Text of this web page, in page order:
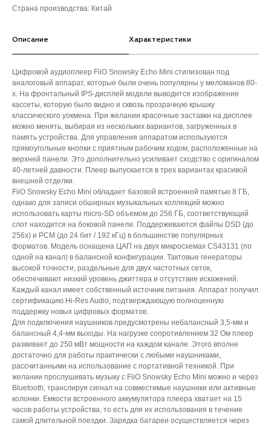
Страна производства: Китай
Описание Характеристики
Цифровой аудиоплеер FiiO Snowsky Echo Mini стилизован под
аналоговый аппарат, которые были очень популярны у меломанов 80-
х. На фронтальный IPS-дисплей модели выводится изображение
кассеты, которую было видно и сквозь прозрачную крышку
классического уокмена. При желании красочные заставки на дисплее
можно менять, выбирая из нескольких вариантов, загруженных в
память устройства. Для управления аппаратом используются
прямоугольные кнопки с приятным рабочим ходом, расположенные на
верхней панели. Это дополнительно усиливает сходство с оригиналом
40-летней давности. Плеер выпускается в трех вариантах красивой
внешней отделки.
FiiO Snowsky Echo Mini обладает базовой встроенной памятью 8 ГБ,
однако для записи обширных музыкальных коллекций можно
использовать карты micro-SD объемом до 256 ГБ, соответствующий
слот находится на боковой панели. Поддерживаются файлы DSD (до
256х) и PCM (до 24 бит / 192 кГц) в большинстве популярных
форматов. Модель оснащена ЦАП на двух микросхемах CS43131 (по
одной на канал) в балансной конфигурации. Тактовые генераторы
высокой точности, раздельные для двух частотных сеток,
обеспечивают низкий уровень джиттера и отсутствие искажений.
Каждый канал имеет собственный источник питания. Аппарат получил
сертификацию Hi-Res Audio, подтверждающую полноценную
поддержку новых цифровых форматов.
Для подключения наушников предусмотрены небалансный 3,5-мм и
балансный 4,4-мм выходы. На нагрузке сопротивлением 32 Ом плеер
развивает до 250 мВт мощности на каждом канале. Этого вполне
достаточно для работы практически с любыми наушниками,
рассчитанными на использование с портативной техникой. При
желании прослушивать музыку с FiiO Snowsky Echo Mini можно и через
Bluetooth, транслируя сигнал на совместимые наушники или активные
колонки. Емкости встроенного аккумулятора плеера хватает на 15
часов работы устройства, то есть для их использования в течение
самой длительной поездки. Зарядка батареи осуществляется через